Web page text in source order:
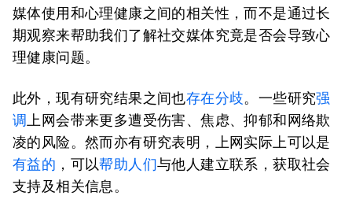
媒体使用和心理健康之间的相关性，而不是通过长
期观察来帮助我们了解社交媒体究竟是否会导致心
理健康问题。
此外，现有研究结果之间也存在分歧。一些研究强
调 上网会带来更多遭受伤害、焦虑、抑郁和网络欺
凌的风险。然而亦有研究表明，上网实际上可以是
有益的 ，可以帮助人们与他人建立联系，获取社会
支持及相关信息。